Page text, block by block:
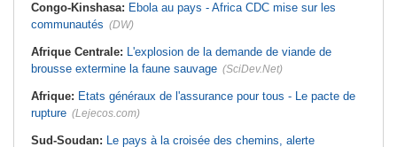
Congo-Kinshasa: Ebola au pays - Africa CDC mise sur les
communautés (DW)
Afrique Centrale: L'explosion de la demande de viande de
brousse extermine la faune sauvage (SciDev.Net)
Afrique: Etats généraux de l'assurance pour tous - Le pacte de
rupture (Lejecos.com)
Sud-Soudan: Le pays à la croisée des chemins, alerte